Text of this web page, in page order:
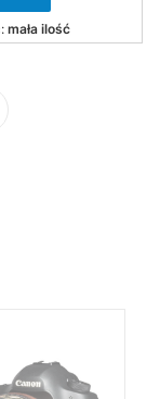
mała ilość